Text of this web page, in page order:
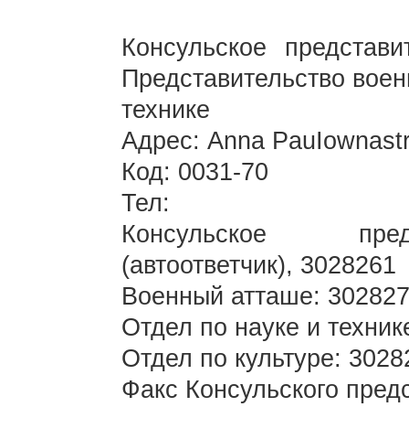
Консульское
Представительство
технике
Адрес: Anna
Код: 0031-70
Тел:
Консульское
(автоответчик), 3028261
Военный атташе:
Отдел по науке и
Отдел по культуре:
Факс Консульского